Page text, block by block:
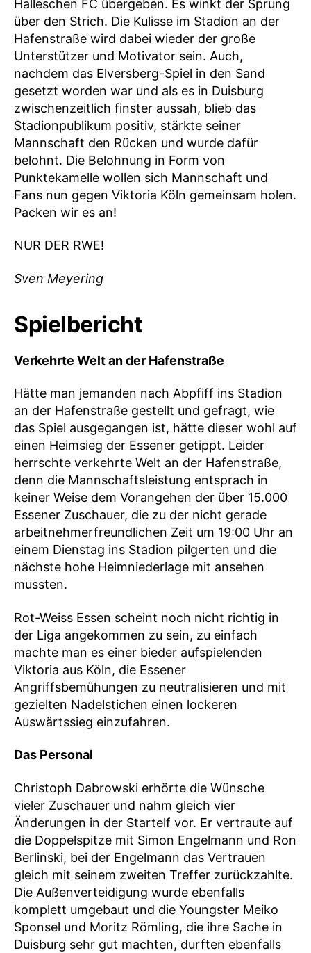
Halleschen FC übergeben. Es winkt der Sprung
über den Strich. Die Kulisse im Stadion an der
Hafenstraße wird dabei wieder der große
Unterstützer und Motivator sein. Auch,
nachdem das Elversberg-Spiel in den Sand
gesetzt worden war und als es in Duisburg
zwischenzeitlich finster aussah, blieb das
Stadionpublikum positiv, stärkte seiner
Mannschaft den Rücken und wurde dafür
belohnt. Die Belohnung in Form von
Punktekamelle wollen sich Mannschaft und
Fans nun gegen Viktoria Köln gemeinsam holen.
Packen wir es an!
NUR DER RWE!
Sven Meyering
Spielbericht
Verkehrte Welt an der Hafenstraße
Hätte man jemanden nach Abpfiff ins Stadion
an der Hafenstraße gestellt und gefragt, wie
das Spiel ausgegangen ist, hätte dieser wohl auf
einen Heimsieg der Essener getippt. Leider
herrschte verkehrte Welt an der Hafenstraße,
denn die Mannschaftsleistung entsprach in
keiner Weise dem Vorangehen der über 15.000
Essener Zuschauer, die zu der nicht gerade
arbeitnehmerfreundlichen Zeit um 19:00 Uhr an
einem Dienstag ins Stadion pilgerten und die
nächste hohe Heimniederlage mit ansehen
mussten.
Rot-Weiss Essen scheint noch nicht richtig in
der Liga angekommen zu sein, zu einfach
machte man es einer bieder aufspielenden
Viktoria aus Köln, die Essener
Angriffsbemühungen zu neutralisieren und mit
gezielten Nadelstichen einen lockeren
Auswärtssieg einzufahren.
Das Personal
Christoph Dabrowski erhörte die Wünsche
vieler Zuschauer und nahm gleich vier
Änderungen in der Startelf vor. Er vertraute auf
die Doppelspitze mit Simon Engelmann und Ron
Berlinski, bei der Engelmann das Vertrauen
gleich mit seinem zweiten Treffer zurückzahlte.
Die Außenverteidigung wurde ebenfalls
komplett umgebaut und die Youngster Meiko
Sponsel und Moritz Römling, die ihre Sache in
Duisburg sehr gut machten, durften ebenfalls